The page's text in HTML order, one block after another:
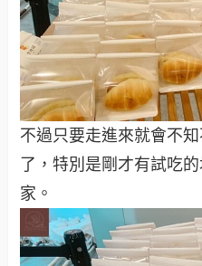
不過只要走進來就會不
了，特別是剛才有試吃
家。